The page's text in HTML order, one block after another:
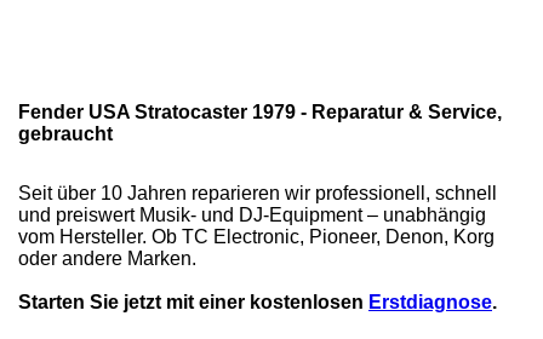
Fender USA Stratocaster 1979 - Reparatur & Service,
gebraucht
Seit über 10 Jahren reparieren wir professionell, schnell
und preiswert Musik- und DJ-Equipment – unabhängig
vom Hersteller. Ob TC Electronic, Pioneer, Denon, Korg
oder andere Marken.
Starten Sie jetzt mit einer kostenlosen Erstdiagnose.